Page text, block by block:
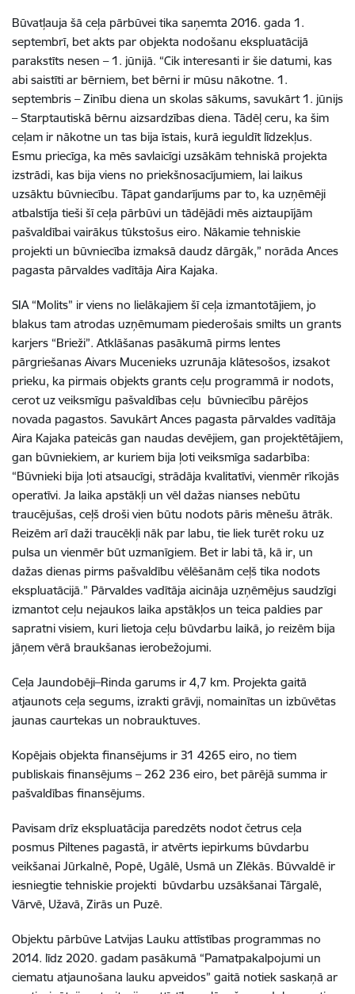
Būvatļauja šā ceļa pārbūvei tika saņemta 2016. gada 1.
septembrī, bet akts par objekta nodošanu ekspluatācijā
parakstīts nesen – 1. jūnijā. “Cik interesanti ir šie datumi, kas
abi saistīti ar bērniem, bet bērni ir mūsu nākotne. 1.
septembris – Zinību diena un skolas sākums, savukārt 1. jūnijs
– Starptautiskā bērnu aizsardzības diena. Tādēļ ceru, ka šim
ceļam ir nākotne un tas bija īstais, kurā ieguldīt līdzekļus.
Esmu priecīga, ka mēs savlaicīgi uzsākām tehniskā projekta
izstrādi, kas bija viens no priekšnosacījumiem, lai laikus
uzsāktu būvniecību. Tāpat gandarījums par to, ka uzņēmēji
atbalstīja tieši šī ceļa pārbūvi un tādējādi mēs aiztaupījām
pašvaldībai vairākus tūkstošus eiro. Nākamie tehniskie
projekti un būvniecība izmaksā daudz dārgāk,” norāda Ances
pagasta pārvaldes vadītāja Aira Kajaka.
SIA “Molits” ir viens no lielākajiem šī ceļa izmantotājiem, jo
blakus tam atrodas uzņēmumam piederošais smilts un grants
karjers “Brieži”. Atklāšanas pasākumā pirms lentes
pārgriešanas Aivars Mucenieks uzrunāja klātesošos, izsakot
prieku, ka pirmais objekts grants ceļu programmā ir nodots,
cerot uz veiksmīgu pašvaldības ceļu būvniecību pārējos
novada pagastos. Savukārt Ances pagasta pārvaldes vadītāja
Aira Kajaka pateicās gan naudas devējiem, gan projektētājiem,
gan būvniekiem, ar kuriem bija ļoti veiksmīga sadarbība:
“Būvnieki bija ļoti atsaucīgi, strādāja kvalitatīvi, vienmēr rīkojās
operatīvi. Ja laika apstākļi un vēl dažas nianses nebūtu
traucējušas, ceļš droši vien būtu nodots pāris mēnešu ātrāk.
Reizēm arī daži traucēkļi nāk par labu, tie liek turēt roku uz
pulsa un vienmēr būt uzmanīgiem. Bet ir labi tā, kā ir, un
dažas dienas pirms pašvaldību vēlēšanām ceļš tika nodots
ekspluatācijā.” Pārvaldes vadītāja aicināja uzņēmējus saudzīgi
izmantot ceļu nejaukos laika apstākļos un teica paldies par
sapratni visiem, kuri lietoja ceļu būvdarbu laikā, jo reizēm bija
jāņem vērā braukšanas ierobežojumi.
Ceļa Jaundobēji–Rinda garums ir 4,7 km. Projekta gaitā
atjaunots ceļa segums, izrakti grāvji, nomainītas un izbūvētas
jaunas caurtekas un nobrauktuves.
Kopējais objekta finansējums ir 31 4265 eiro, no tiem
publiskais finansējums – 262 236 eiro, bet pārējā summa ir
pašvaldības finansējums.
Pavisam drīz ekspluatācija paredzēts nodot četrus ceļa
posmus Piltenes pagastā, ir atvērts iepirkums būvdarbu
veikšanai Jūrkalnē, Popē, Ugālē, Usmā un Zlēkās. Būvvaldē ir
iesniegtie tehniskie projekti būvdarbu uzsākšanai Tārgalē,
Vārvē, Užavā, Zirās un Puzē.
Objektu pārbūve Latvijas Lauku attīstības programmas no
2014. līdz 2020. gadam pasākumā “Pamatpakalpojumi un
ciematu atjaunošana lauku apveidos” gaitā notiek saskaņā ar